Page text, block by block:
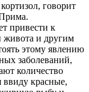
говорит
привести к
живота и другим
этому явлению
заболеваний,
количество
ввиду красные,